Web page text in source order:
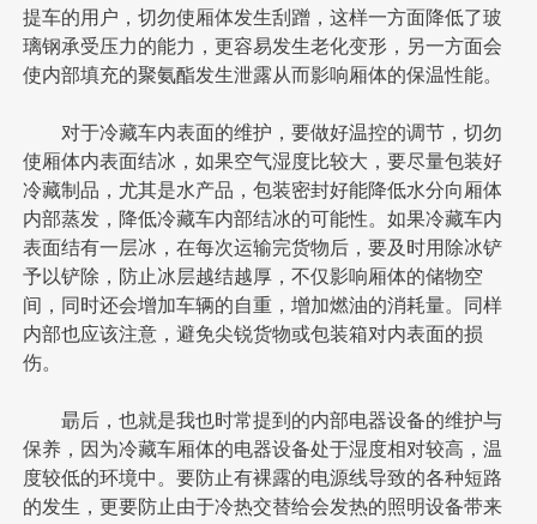
提车的用户，切勿使厢体发生刮蹭，这样一方面降低了玻
璃钢承受压力的能力，更容易发生老化变形，另一方面会
使内部填充的聚氨酯发生泄露从而影响厢体的保温性能。
对于冷藏车内表面的维护，要做好温控的调节，切勿
使厢体内表面结冰，如果空气湿度比较大，要尽量包装好
冷藏制品，尤其是水产品，包装密封好能降低水分向厢体
内部蒸发，降低冷藏车内部结冰的可能性。如果冷藏车内
表面结有一层冰，在每次运输完货物后，要及时用除冰铲
予以铲除，防止冰层越结越厚，不仅影响厢体的储物空
间，同时还会增加车辆的自重，增加燃油的消耗量。同样
内部也应该注意，避免尖锐货物或包装箱对内表面的损
伤。
朂后，也就是我也时常提到的内部电器设备的维护与
保养，因为冷藏车厢体的电器设备处于湿度相对较高，温
度较低的环境中。要防止有裸露的电源线导致的各种短路
的发生，更要防止由于冷热交替给会发热的照明设备带来